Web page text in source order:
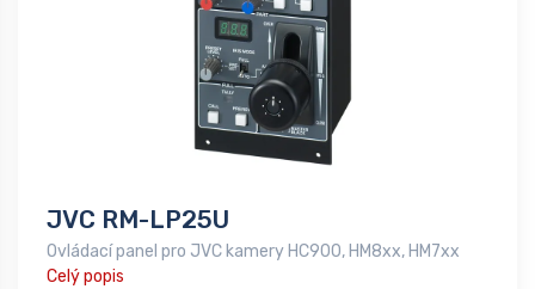
JVC RM-LP25U
Ovládací panel pro JVC kamery HC900, HM8xx, HM7xx
Celý popis